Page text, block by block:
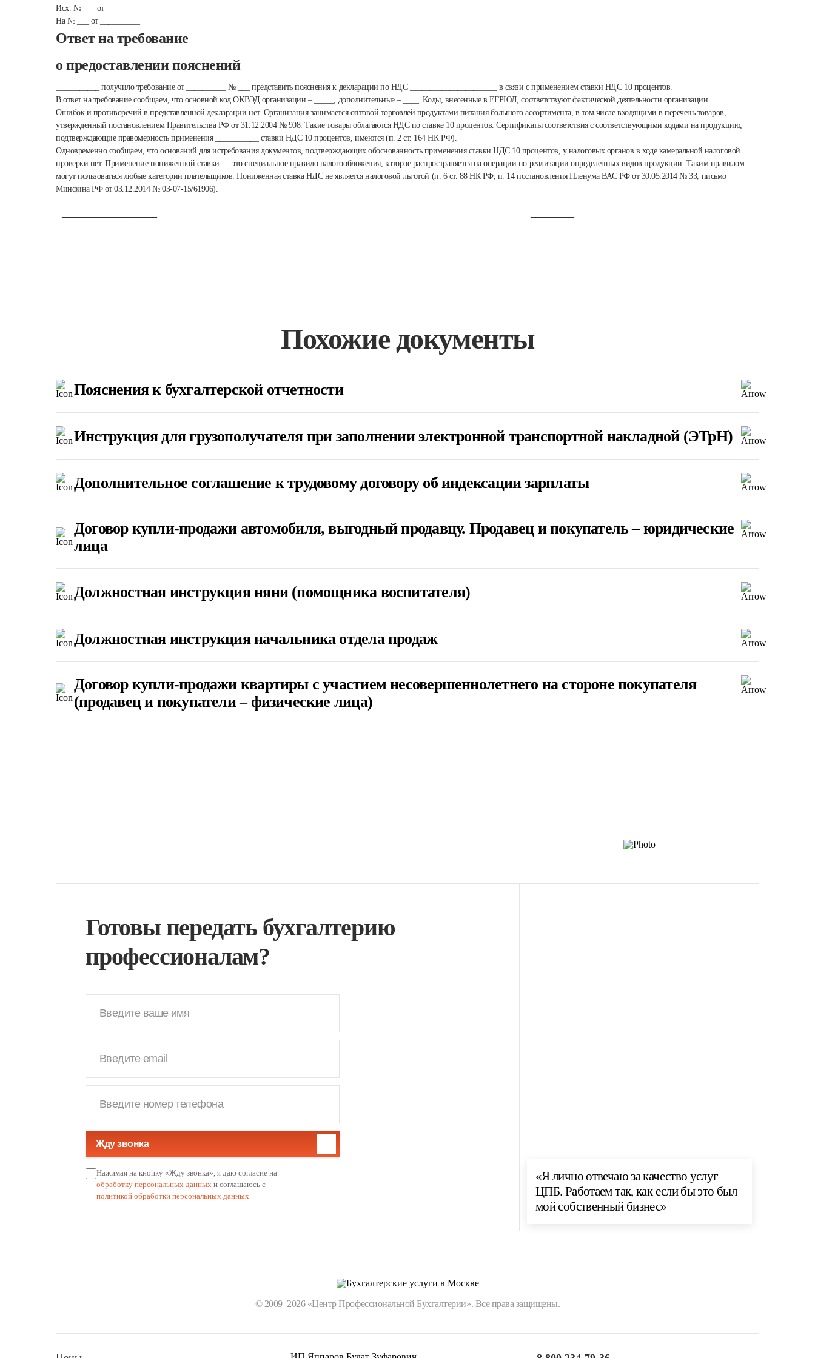
Исх. № ___ от ___________
На № ___ от __________
Ответ на требование
о предоставлении пояснений
___________ получило требование от __________ № ___ представить пояснения к декларации по НДС ______________________ в связи с применением ставки НДС 10 процентов.
В ответ на требование сообщаем, что основной код ОКВЭД организации – _____, дополнительные – ____. Коды, внесенные в ЕГРЮЛ, соответствуют фактической деятельности организации.
Ошибок и противоречий в представленной декларации нет. Организация занимается оптовой торговлей продуктами питания большого ассортимента, в том числе входящими в перечень товаров,
утвержденный постановлением Правительства РФ от 31.12.2004 № 908. Такие товары облагаются НДС по ставке 10 процентов. Сертификаты соответствия с соответствующими кодами на продукцию,
подтверждающие правомерность применения ___________ ставки НДС 10 процентов, имеются (п. 2 ст. 164 НК РФ).
Одновременно сообщаем, что оснований для истребования документов, подтверждающих обоснованность применения ставки НДС 10 процентов, у налоговых органов в ходе камеральной налоговой
проверки нет. Применение пониженной ставки — это специальное правило налогообложения, которое распространяется на операции по реализации определенных видов продукции. Таким правилом
могут пользоваться любые категории плательщиков. Пониженная ставка НДС не является налоговой льготой (п. 6 ст. 88 НК РФ, п. 14 постановления Пленума ВАС РФ от 30.05.2014 № 33, письмо
Минфина РФ от 03.12.2014 № 03-07-15/61906).
Похожие документы
Пояснения к бухгалтерской отчетности
Инструкция для грузополучателя при заполнении электронной транспортной накладной (ЭТрН)
Дополнительное соглашение к трудовому договору об индексации зарплаты
Договор купли-продажи автомобиля, выгодный продавцу. Продавец и покупатель – юридические
лица
Должностная инструкция няни (помощника воспитателя)
Должностная инструкция начальника отдела продаж
Договор купли-продажи квартиры с участием несовершеннолетнего на стороне покупателя
(продавец и покупатели – физические лица)
Готовы передать бухгалтерию
профессионалам?
Жду звонка
Нажимая на кнопку «Жду звонка», я даю согласие на
обработку персональных данных и соглашаюсь с
политикой обработки персональных данных
«Я лично отвечаю за качество услуг
ЦПБ. Работаем так, как если бы это был
мой собственный бизнес»
© 2009–2026 «Центр Профессиональной Бухгалтерии». Все права защищены.